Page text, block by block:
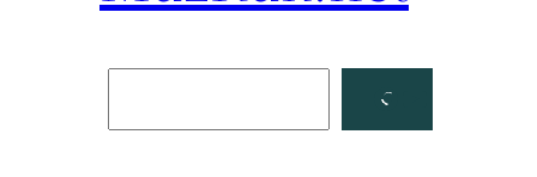
Facebook